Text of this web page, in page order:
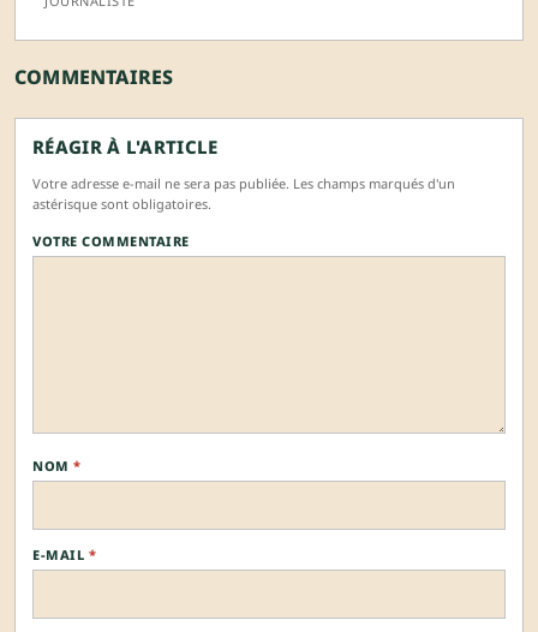
COMMENTAIRES
RÉAGIR À L'ARTICLE
Votre adresse e-mail ne sera pas publiée. Les champs marqués d'un
astérisque sont obligatoires.
VOTRE COMMENTAIRE
NOM *
E-MAIL *